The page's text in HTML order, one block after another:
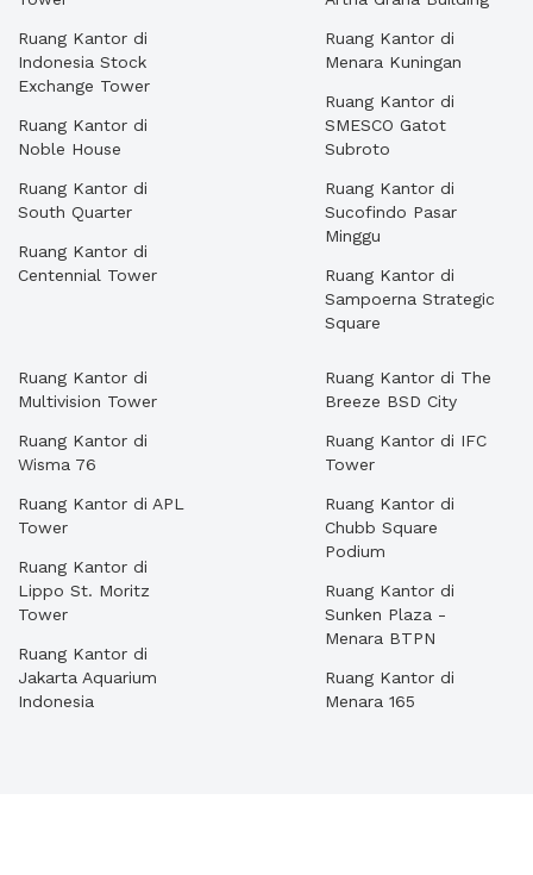
Ruang Kantor di
Indonesia Stock
Exchange Tower
Ruang Kantor di
Noble House
Ruang Kantor di
South Quarter
Ruang Kantor di
Centennial Tower
Ruang Kantor di
Menara Kuningan
Ruang Kantor di
SMESCO Gatot
Subroto
Ruang Kantor di
Sucofindo Pasar
Minggu
Ruang Kantor di
Sampoerna Strategic
Square
Ruang Kantor di
Multivision Tower
Ruang Kantor di
Wisma 76
Ruang Kantor di APL
Tower
Ruang Kantor di
Lippo St. Moritz
Tower
Ruang Kantor di
Jakarta Aquarium
Indonesia
Ruang Kantor di The
Breeze BSD City
Ruang Kantor di IFC
Tower
Ruang Kantor di
Chubb Square
Podium
Ruang Kantor di
Sunken Plaza -
Menara BTPN
Ruang Kantor di
Menara 165